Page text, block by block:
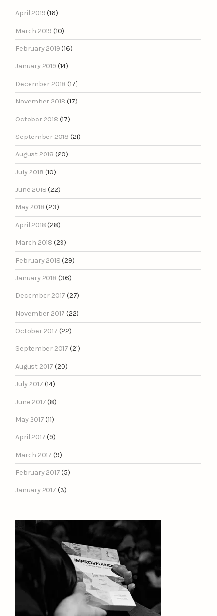
April 2019 (16)
March 2019 (10)
February 2019 (16)
January 2019 (14)
December 2018 (17)
November 2018 (17)
October 2018 (17)
September 2018 (21)
August 2018 (20)
July 2018 (10)
June 2018 (22)
May 2018 (23)
April 2018 (28)
March 2018 (29)
February 2018 (29)
January 2018 (36)
December 2017 (27)
November 2017 (22)
October 2017 (22)
September 2017 (21)
August 2017 (20)
July 2017 (14)
June 2017 (8)
May 2017 (11)
April 2017 (9)
March 2017 (9)
February 2017 (5)
January 2017 (3)